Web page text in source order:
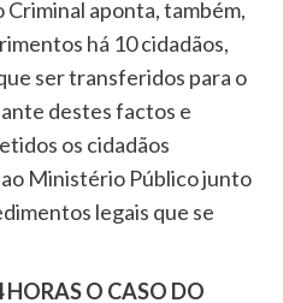
aponta, também,
há 10 cidadãos,
ser transferidos para o
destes factos e
os cidadãos
Ministério Público junto
legais que se
HORAS O CASO DO